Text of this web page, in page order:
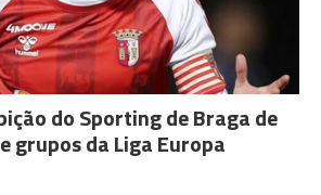
do Sporting de Braga de
grupos da Liga Europa